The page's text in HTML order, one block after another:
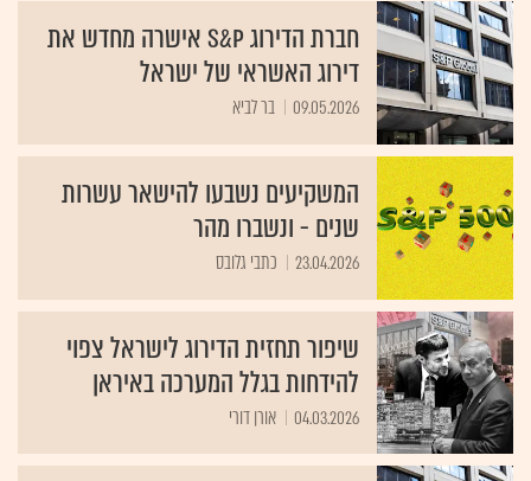
חברת הדירוג S&P אישרה מחדש את
דירוג האשראי של ישראל
09.05.2026 בר לביא
המשקיעים נשבעו להישאר עשרות
שנים - ונשברו מהר
23.04.2026 כתבי גלובס
שיפור תחזית הדירוג לישראל צפוי
להידחות בגלל המערכה באיראן
04.03.2026 אורן דורי